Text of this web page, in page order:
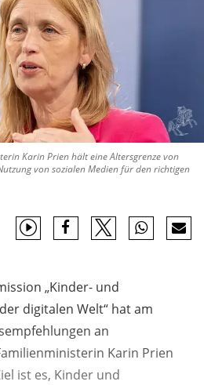
Karin Prien hält eine Altersgrenze von
von sozialen Medien für den richtigen
„Kinder- und
digitalen Welt“ hat am
an
Karin Prien
ist es, Kinder und